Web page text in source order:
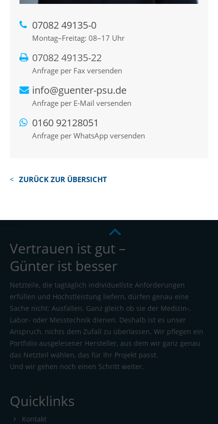
07082 49135-0
Montag–Freitag: 08–17 Uhr
07082 49135-22
Anfrage per Fax versenden
info@guenter-psu.de
Anfrage per E-Mail versenden
0160 92128051
Anfrage per WhatsApp versenden
ZURÜCK ZUR ÜBERSICHT
Vertrauen ist gut –
Günter ist besser
Netzteile, die tagtäglich individuellste Anforderungen
erfüllen und Höchstleistung liefern, dürfen genau eine
Sache nicht: Ausfallen. Ganz gleich ob sie der Medizin-,
Labor- oder Messtechnik dienen. Deshalb ist es unser
Anspruch, nichts dem Zufall zu überlassen. Wir pflegen ein
Portfolio ausgelesener Hersteller, aus dem wir ganz genau
das Netzteil wählen, das für Ihr Projekt passt.
Und wir gehen noch einen Schritt weiter.
Quicklinks
Kontakt